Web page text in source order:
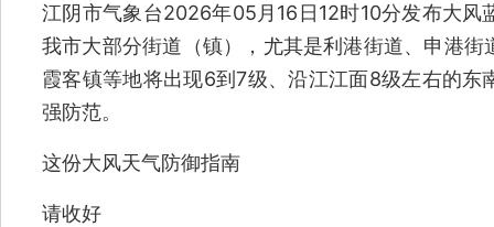
江阴市气象台2026年05月16日12时10分发布大风
我市大部分街道（镇），尤其是利港街道、申港
霞客镇等地将出现6到7级、沿江江面8级左右的
强防范。
这份大风天气防御指南
请收好